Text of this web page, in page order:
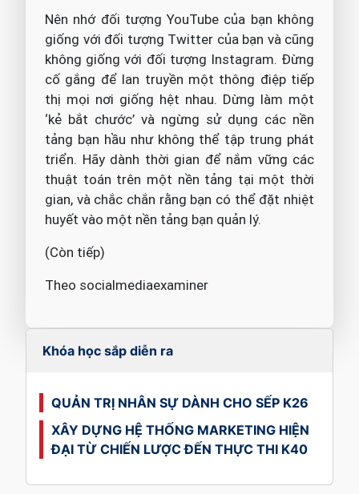
Nên nhớ đối tượng YouTube của bạn không
giống với đối tượng Twitter của bạn và cũng
không giống với đối tượng Instagram. Đừng
cố gắng để lan truyền một thông điệp tiếp
thị mọi nơi giống hệt nhau. Dừng làm một
‘kẻ bắt chước’ và ngừng sử dụng các nền
tảng bạn hầu như không thể tập trung phát
triển. Hãy dành thời gian để nắm vững các
thuật toán trên một nền tảng tại một thời
gian, và chắc chắn rằng bạn có thể đặt nhiệt
huyết vào một nền tảng bạn quản lý.
(Còn tiếp)
Theo socialmediaexaminer
Khóa học sắp diễn ra
QUẢN TRỊ NHÂN SỰ DÀNH CHO SẾP K26
XÂY DỰNG HỆ THỐNG MARKETING HIỆN
ĐẠI TỪ CHIẾN LƯỢC ĐẾN THỰC THI K40